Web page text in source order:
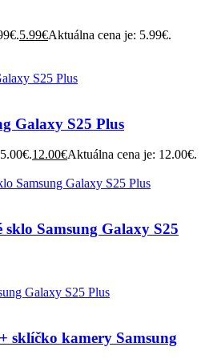
5.99€Aktuálna cena je: 5.99€.
Galaxy S25 Plus
12.00€Aktuálna cena je: 12.00€.
Samsung Galaxy S25
sklíčko kamery Samsung